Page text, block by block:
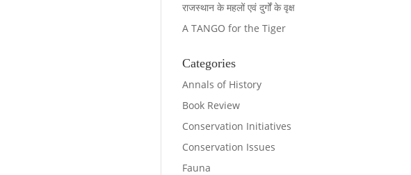
राजस्थान के महलों एवं दुर्गों के वृक्ष
A TANGO for the Tiger
Categories
Annals of History
Book Review
Conservation Initiatives
Conservation Issues
Fauna